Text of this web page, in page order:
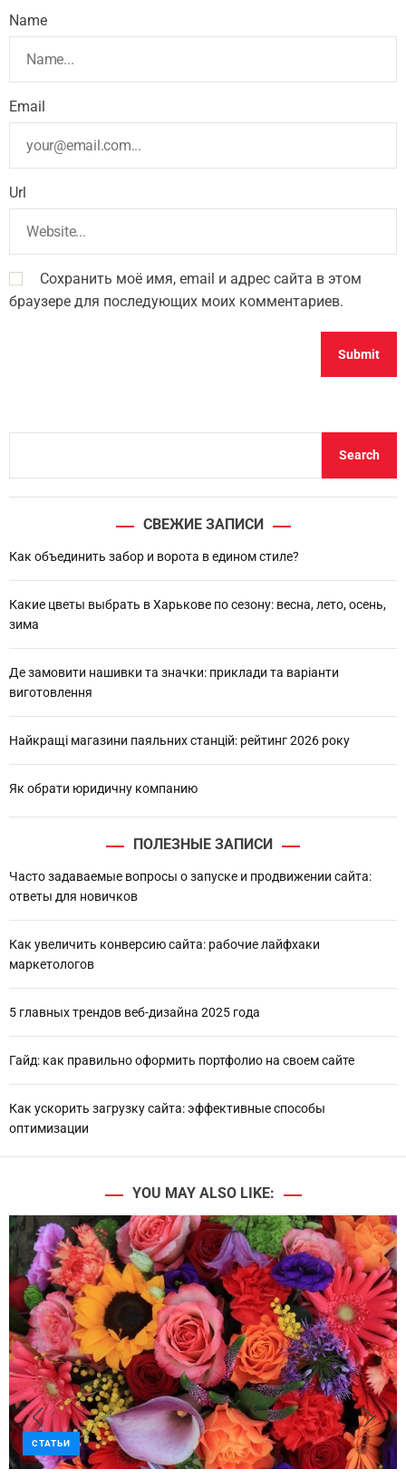
Name
Email
Url
Сохранить моё имя, email и адрес сайта в этом
браузере для последующих моих комментариев.
h
Search
СВЕЖИЕ ЗАПИСИ
Как объединить забор и ворота в едином стиле?
Какие цветы выбрать в Харькове по сезону: весна, лето, осень,
зима
Де замовити нашивки та значки: приклади та варіанти
виготовлення
Найкращі магазини паяльних станцій: рейтинг 2026 року
Як обрати юридичну компанию
ПОЛЕЗНЫЕ ЗАПИСИ
Часто задаваемые вопросы о запуске и продвижении сайта:
ответы для новичков
Как увеличить конверсию сайта: рабочие лайфхаки
маркетологов
5 главных трендов веб-дизайна 2025 года
Гайд: как правильно оформить портфолио на своем сайте
Как ускорить загрузку сайта: эффективные способы
оптимизации
YOU MAY ALSO LIKE:
СТАТЬИ